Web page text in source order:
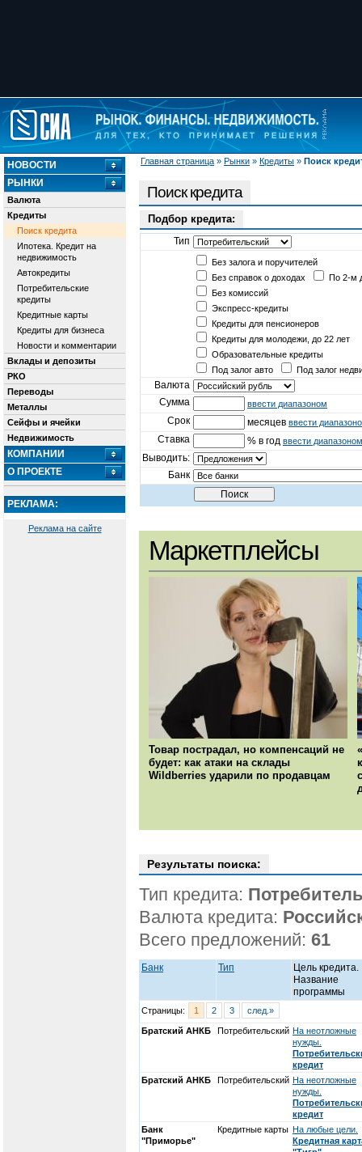
Главная страница » Рынки » Кредиты » Поиск
НОВОСТИ
РЫНКИ
Валюта
Кредиты
Поиск кредита
Ипотека. Кредит на
недвижимость
Автокредиты
Потребительские
кредиты
Кредитные карты
Кредиты для бизнеса
Новости и комментарии
Вклады и депозиты
РКО
Переводы
Металлы
Сейфы и ячейки
Недвижимость
КОМПАНИИ
О ПРОЕКТЕ
РЕКЛАМА:
Реклама на сайте
Поиск кредита
Подбор кредита:
Тип
Без залога и поручителей
Без справок о доходах
По 2-м
Без комиссий
Экспресс-кредиты
Кредиты для пенсионеров
Кредиты для молодежи, до 22 лет
Образовательные кредиты
Под залог авто
Под залог
Валюта
Сумма
ввести диапазоном
Срок месяцев ввести
Ставка % в год ввести диапазоном
Выводить:
Банк
Маркетплейсы
Товар пострадал, но компенсаций не
будет: как атаки на склады
Wildberries ударили по продавцам
Результаты поиска:
Тип кредита:
Валюта кредита:
Всего предложений: 61
Банк Тип
Цель кредита.
Название
программы
Страницы: 1 2 3 след.»
Братский АНКБ Потребительский На неотложные
нужды.
кредит
Братский АНКБ
Потребительский На неотложные
нужды.
кредит
Банк
"Приморье"
Кредитные карты На любые цели.
Кредитная